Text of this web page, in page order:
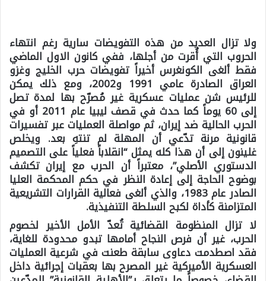
ولا تزال العديد من هذه التفويضات سارية رغم انتهاء
الحروب التي أُقرت من أجلها، ففي كانون الاول الماضي
فقط ألغى الكونغرس أخيراً تفويضات حرب الخليج وغزو
العراق الصادرة عامي 1991 و2002، ومع ذلك يمكن
للرئيس شن عمليات عسكرية غير مُصرّح بها لمدة تصل
إلى 60 يوماً كما حدث في قصف ليبيا عام 2011 أو في
الحرب الحالية ضد إيران، ثم مواصلة العمليات عبر تفسيرات
قانونية مرنة تدّعي أن المهلة لم تنتهِ بعد. ويخلص
غلينون إلى أن هذا كله يمثل “انقلاباً فعلياً على التصميم
الدستوري الأصلي”، معتبراً أن الحرب مع إيران تكشف
بوضوح الحاجة إلى إعادة النظر في حكم المحكمة العليا
الصادر عام 1983، والذي ألغى فعالية القرارات التشريعية
المتزامنة كأداة لكبح السلطة التنفيذية.
لا تزال المنظومة القضائية تُعدّ الأمل الأخير لخصوم
الحرب، غير أن فرص النجاح أمامها تبدو محدودة للغاية،
فقد اصطدمت دعاوى سابقة طعنت في شرعية العمليات
العسكرية الأميركية غير المصرح بها بعقبات إجرائية داخل